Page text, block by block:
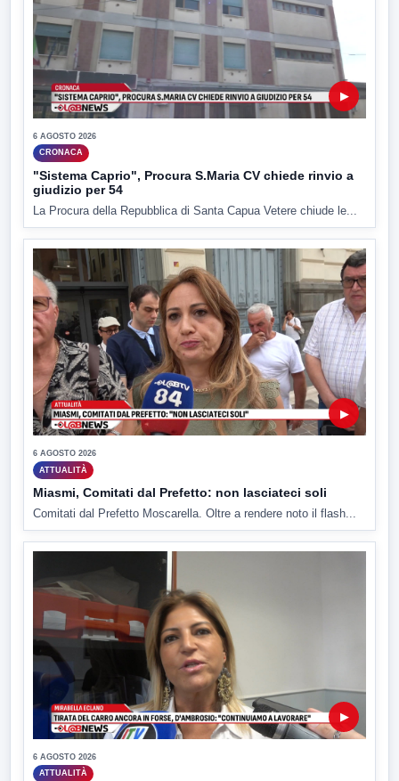
▶
6 AGOSTO 2026
CRONACA
"Sistema Caprio", Procura S.Maria CV chiede rinvio a
giudizio per 54
La Procura della Repubblica di Santa Capua Vetere chiude le...
▶
6 AGOSTO 2026
ATTUALITÀ
Miasmi, Comitati dal Prefetto: non lasciateci soli
Comitati dal Prefetto Moscarella. Oltre a rendere noto il flash...
▶
6 AGOSTO 2026
ATTUALITÀ